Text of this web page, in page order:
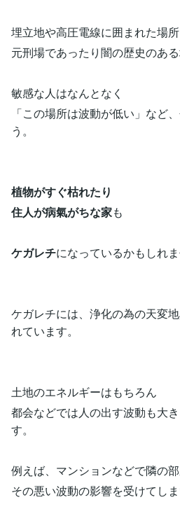
埋立地や高圧電線に囲まれた場所
元刑場であったり闇の歴史のあ
敏感な人はなんとなく
「この場所は波動が低い」など
う。
植物がすぐ枯れたり
住人が病氣がちな家も
ケガレチになっているかもしれま
ケガレチには、浄化の為の天変
れています。
土地のエネルギーはもちろん
都会などでは人の出す波動も大
す。
例えば、マンションなどで隣の
その悪い波動の影響を受けてしま